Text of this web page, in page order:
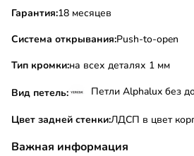
Гарантия:18 месяцев
Система открывания:Push-to-open
Тип кромки:на всех деталях 1 мм
Вид петель: Петли Alphalux без
Цвет задней стенки:ЛДСП в цвет
Важная информация